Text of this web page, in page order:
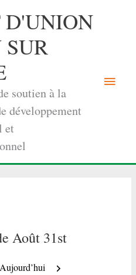
soutien à la
développement
et
Menu
Août 31st
Aujourd’hui Suivant